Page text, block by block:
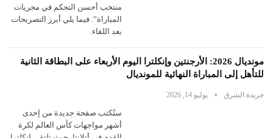
منتخب أحسن التحكم في مجريات
المباراة”. فيما يلي أبرز التصريحات
بعد اللقاء.
مونديال 2026: الأرجنتين وإنكلترا اليوم الأربعاء على البطاقة الثانية
للتأهل إلى المباراة النهائية للمونديال
جريدة الشرق يوليو 14, 2026
ستُكتب صفحة جديدة من إحدى
أشهر مواجهات كأس العالم لكرة